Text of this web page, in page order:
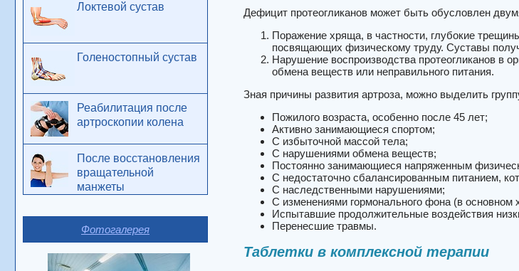
Дефицит протеогликанов может быть обусловлен
Поражение хряща, в частности, глубокие
посвящающих физическому труду. Суставы
Нарушение воспроизводства протеогликанов в
обмена веществ или неправильного питания.
Зная причины развития артроза, можно выделить
Пожилого возраста, особенно после 45 лет;
Активно занимающиеся спортом;
С избыточной массой тела;
С нарушениями обмена веществ;
Постоянно занимающиеся напряженным
С недостаточно сбалансированным питанием,
С наследственными нарушениями;
С изменениями гормонального фона (в основном
Испытавшие продолжительные воздействия
Перенесшие травмы.
Таблетки в комплексной терапии
Локтевой сустав
Голеностопный сустав
Реабилитация после
артроскопии колена
После восстановления
вращательной
манжеты
Фотогалерея